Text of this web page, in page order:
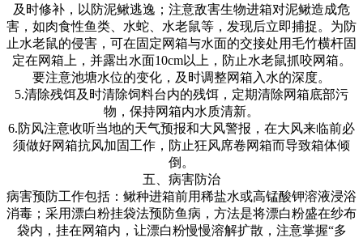
及时修补，以防泥鳅逃逸；注意敌害生物进箱对泥鳅造成危
害，如肉食性鱼类、水蛇、水老鼠等，发现后立即捕捉。为防
止水老鼠的侵害，可在固定网箱与水面的交接处用毛竹横杆固
定在网箱上，并露出水面10cm以上，防止水老鼠抓咬网箱。
要注意池塘水位的变化，及时调整网箱入水的深度。
5.清除残饵及时清除饲料台内的残饵，定期清除网箱底部污
物，保持网箱内水质清新。
6.防风注意收听当地的天气预报和大风警报，在大风来临前必
须做好网箱抗风加固工作，防止狂风席卷网箱而导致箱体倾
倒。
五、病害防治
病害预防工作包括：鳅种进箱前用稀盐水或高锰酸钾溶液浸浴
消毒；采用漂白粉挂袋法预防鱼病，方法是将漂白粉盛在纱布
袋内，挂在网箱内，让漂白粉慢慢溶解扩散，注意掌握“多